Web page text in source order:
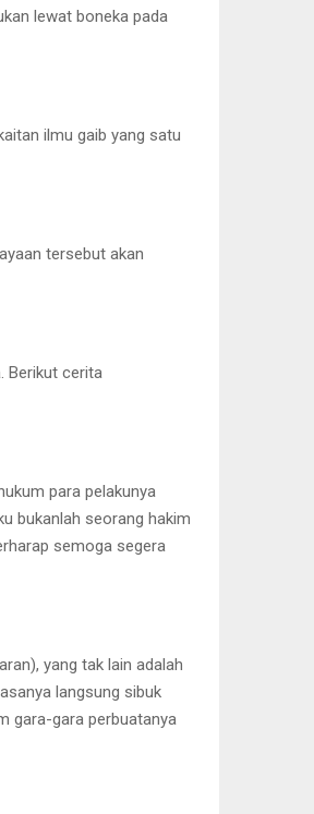
lewat boneka pada
ilmu gaib yang satu
tersebut akan
Berikut cerita
para pelakunya
bukanlah seorang hakim
semoga segera
yang tak lain adalah
langsung sibuk
gara-gara perbuatanya